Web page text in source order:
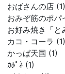
おばさんの店 (1)
おみぞ筋のポパ
お好み焼き「と
カコ・コーラ (1)
かっぱ天国 (1)
ｶﾎﾟﾈ (1)